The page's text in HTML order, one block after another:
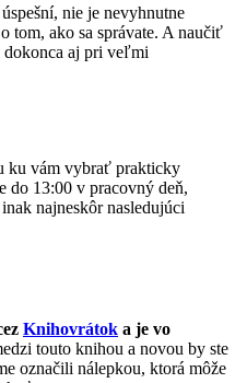
nie je nevyhnutne
tom, ako sa správate. A naučiť
dokonca aj pri veľmi
ku vám vybrať prakticky
do 13:00 v pracovný deň,
najneskôr nasledujúci
Knihovrátok a je vo
touto knihou a novou by ste
označili nálepkou, ktorá môže